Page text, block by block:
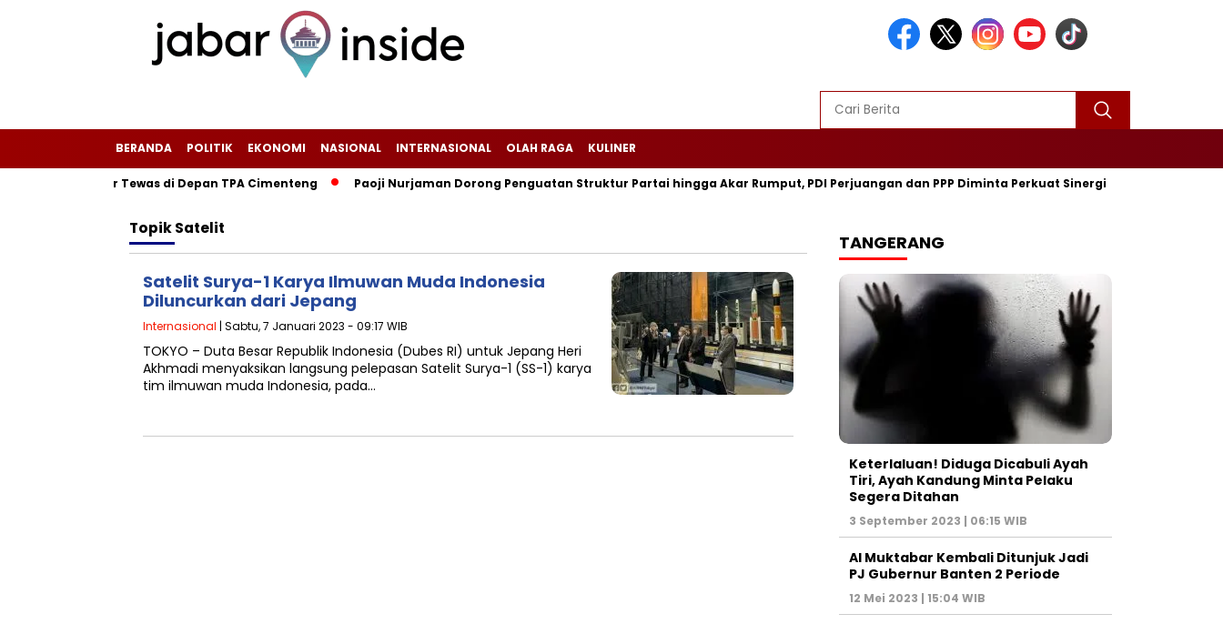
BERANDA POLITIK EKONOMI NASIONAL INTERNASIONAL OLAH RAGA KULINER
Motor Tewas di Depan TPA Cimenteng Paoji Nurjaman Dorong Penguatan Struktur Partai hingga Akar Rumput, PDI Perjuangan dan PPP Diminta Perkuat Sinergi
TopikSatelit
Satelit Surya-1 Karya Ilmuwan Muda Indonesia
Diluncurkan dari Jepang
Internasional | Sabtu, 7 Januari 2023 - 09:17 WIB
TOKYO – Duta Besar Republik Indonesia (Dubes RI) untuk Jepang Heri
Akhmadi menyaksikan langsung pelepasan Satelit Surya-1 (SS-1) karya
tim ilmuwan muda Indonesia, pada…
TANGERANG
Keterlaluan! Diduga Dicabuli Ayah
Tiri, Ayah Kandung Minta Pelaku
Segera Ditahan
3 September 2023 | 06:15 WIB
Al Muktabar Kembali Ditunjuk Jadi
PJ Gubernur Banten 2 Periode
12 Mei 2023 | 15:04 WIB